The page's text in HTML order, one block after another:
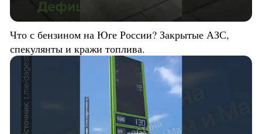
Что с бензином на Юге России? Закрытые АЗС,
спекулянты и кражи топлива.